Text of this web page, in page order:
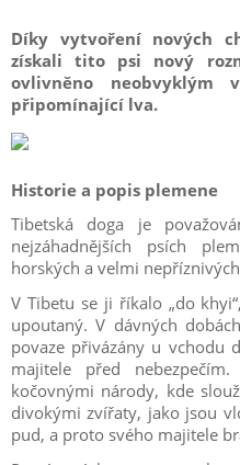
Díky vytvoření nových
získali tito psi nový
ovlivněno neobvyklým
připomínající lva.
Historie a popis plemene
Tibetská doga je
nejzáhadnějších psích
horských a velmi
V Tibetu se ji říkalo „do
upoutaný. V dávných
povaze přivázány u vchodu
majitele před
kočovnými národy, kde
divokými zvířaty, jako jsou
pud, a proto svého majitele